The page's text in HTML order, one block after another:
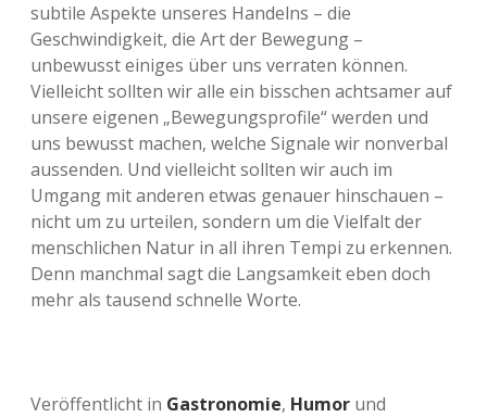
subtile Aspekte unseres Handelns – die
Geschwindigkeit, die Art der Bewegung –
unbewusst einiges über uns verraten können.
Vielleicht sollten wir alle ein bisschen achtsamer auf
unsere eigenen „Bewegungsprofile“ werden und
uns bewusst machen, welche Signale wir nonverbal
aussenden. Und vielleicht sollten wir auch im
Umgang mit anderen etwas genauer hinschauen –
nicht um zu urteilen, sondern um die Vielfalt der
menschlichen Natur in all ihren Tempi zu erkennen.
Denn manchmal sagt die Langsamkeit eben doch
mehr als tausend schnelle Worte.
Veröffentlicht in Gastronomie, Humor und